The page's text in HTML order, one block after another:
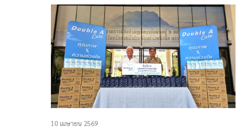
ขึ้น 139.36% เมื่อเทียบกับไตรมาส 4/2568 ที่มีรายได้
รวม 5,160 ล้านบาท กำไรสุทธิ 140 ล้านบาท ท่ามกลาง
ความผันผวนของเศรษฐกิจโลก ค่าเงินบาท และต้นทุนโล
จิสติกส์ที่สูงขึ้น
10 เมษายน 2569